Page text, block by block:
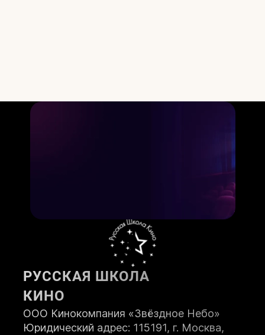
ПОСТУПИТЬ
РУССКАЯ ШКОЛА
КИНО
ООО Кинокомпания «Звёздное Небо»
Юридический адрес: 115191, г. Москва,